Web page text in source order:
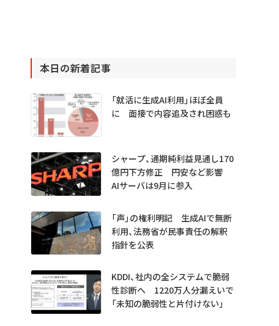
本日の新着記事
「就活に生成AI利用」ほぼ全員
に 面接で内容追及され困惑も
シャープ、通期純利益見通し170
億円下方修正 円安など影響
AIサーバは9月に参入
「声」の権利明記 生成AIで無断
利用、法務省が民事責任の解釈
指針を公表
KDDI、社内の全システムで脆弱
性診断へ 1220万人分漏えいで
「未知の脆弱性と片付けない」